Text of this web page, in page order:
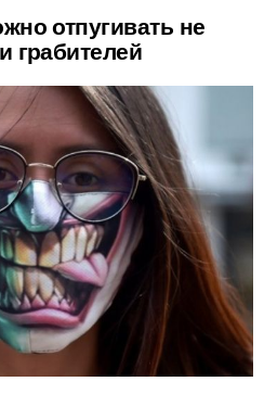
отпугивать не
грабителей